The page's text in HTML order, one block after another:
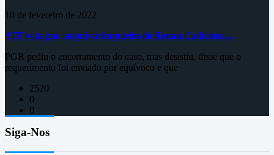
10 de fevereiro de 2022
STF vota por arquivar inquérito de Renan Calheiros…
PGR pediu o encerramento do caso, mas desistiu, disse que o
requerimento foi enviado por equívoco e que
2520
0
0
Siga-Nos